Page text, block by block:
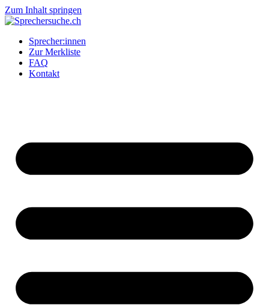
Zum Inhalt springen
Sprecher:innen
Zur Merkliste
FAQ
Kontakt